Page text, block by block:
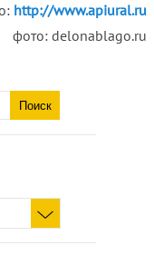
http://www.apiural.ru
фото: delonablago.ru